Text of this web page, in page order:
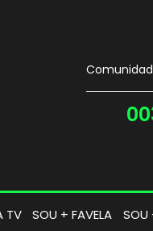
TV SOU + FAVELA SOU